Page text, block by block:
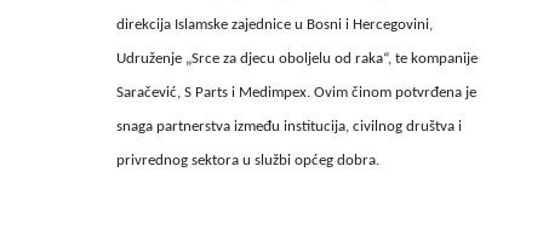
direkcija Islamske zajednice u Bosni i Hercegovini,
Udruženje „Srce za djecu oboljelu od raka“, te kompanije
Saračević, S Parts i Medimpex. Ovim činom potvrđena je
snaga partnerstva između institucija, civilnog društva i
privrednog sektora u službi općeg dobra.